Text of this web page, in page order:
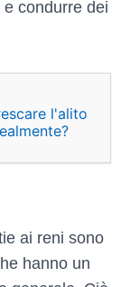
condurre dei
l'alito
ai reni sono
hanno un